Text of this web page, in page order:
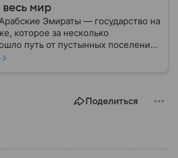
весь мир
Эмираты — государство на
которое за несколько
путь от пустынных поселений
богатых и влиятельных центров
важное по теме.Поделиться